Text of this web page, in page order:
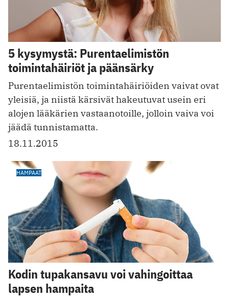
5 kysymystä: Purentaelimistön
toimintahäiriöt ja päänsärky
Purentaelimistön toimintahäiriöiden vaivat ovat
yleisiä, ja niistä kärsivät hakeutuvat usein eri
alojen lääkärien vastaanotoille, jolloin vaiva voi
jäädä tunnistamatta.
18.11.2015
HAMPAAT
Kodin tupakansavu voi vahingoittaa
lapsen hampaita